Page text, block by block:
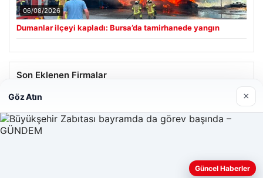
06/08/2026
Dumanlar ilçeyi kapladı: Bursa’da tamirhanede yangın
Son Eklenen Firmalar
Hastaş Beton
26/05/2026
Göz Atın ×
Güncel Haberler